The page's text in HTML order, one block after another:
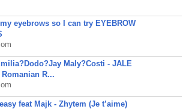
my eyebrows so I can try EYEBROW
Maly?Costi - JALE
R...
feat Majk - Zhytem (Je t’aime)